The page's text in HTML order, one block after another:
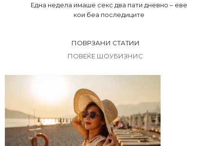
Една недела имаше секс два пати дневно – еве
кои беа последиците
ПОВРЗАНИ СТАТИИ
ПОВЕЌЕ ШОУБИЗНИС